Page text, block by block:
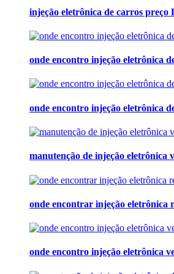
injeção eletrônica de carros preço
onde encontro injeção eletrônica
onde encontro injeção eletrônica
manutenção de injeção eletrônica
onde encontrar injeção eletrônica
onde encontro injeção eletrônica